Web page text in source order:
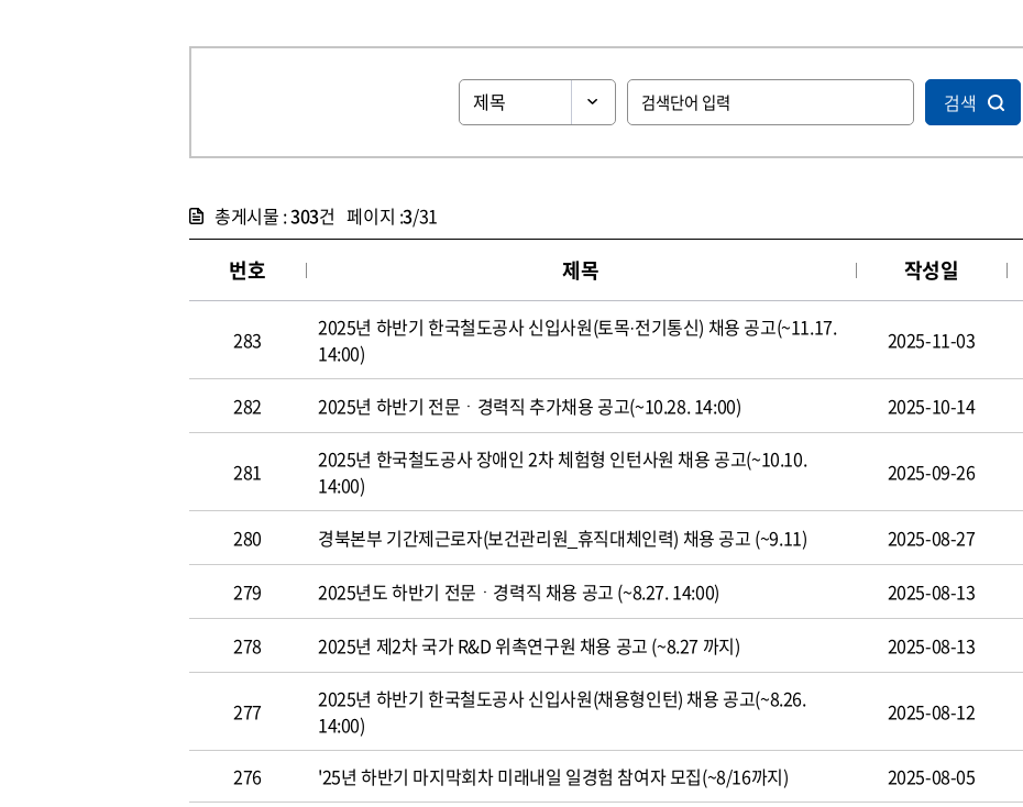
검색
총게시물 :303건 페이지 :3/31
번호 제목 작성일
283
2025년 하반기 한국철도공사 신입사원(토목·전기통신) 채용 공고(~11.17.
14:00)
2025-11-03
282 2025년 하반기 전문ㆍ경력직 추가채용 공고(~10.28. 14:00) 2025-10-14
281
2025년 한국철도공사 장애인 2차 체험형 인턴사원 채용 공고(~10.10.
14:00)
2025-09-26
280 경북본부 기간제근로자(보건관리원_휴직대체인력) 채용 공고 (~9.11) 2025-08-27
279 2025년도 하반기 전문ㆍ경력직 채용 공고 (~8.27. 14:00) 2025-08-13
278 2025년 제2차 국가 R&D 위촉연구원 채용 공고 (~8.27 까지) 2025-08-13
277
2025년 하반기 한국철도공사 신입사원(채용형인턴) 채용 공고(~8.26.
14:00)
2025-08-12
276 '25년 하반기 마지막회차 미래내일 일경험 참여자 모집(~8/16까지) 2025-08-05